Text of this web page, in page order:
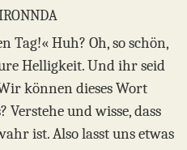
Tag!« Huh? Oh, so schön,
Helligkeit. Und ihr seid
können dieses Wort
Verstehe und wisse, dass
ist. Also lasst uns etwas